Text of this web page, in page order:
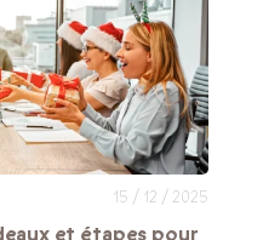
15 / 12 / 2025